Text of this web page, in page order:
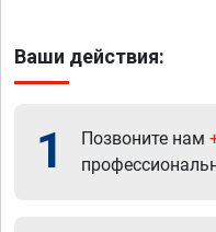
Ваши действия:
1 Позвоните нам